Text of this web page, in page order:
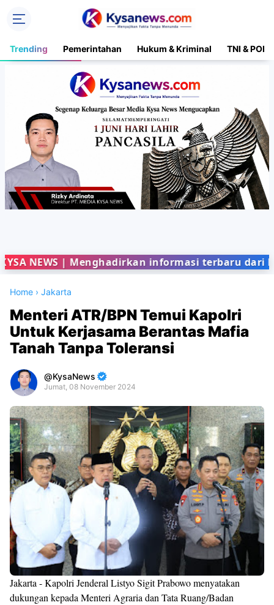
Trending Pemerintahan Hukum & Kriminal TNI &
| Menghadirkan informasi terbaru dari
Home › Jakarta
Menteri ATR/BPN Temui Kapolri
Untuk Kerjasama Berantas Mafia
Tanah Tanpa Toleransi
KysaNews
Jumat, 08 November 2024
Premium
By
Raushan
Design
With
Shroff
Templates
Jakarta - Kapolri Jenderal Listyo Sigit Prabowo menyatakan
dukungan kepada Menteri Agraria dan Tata Ruang/Badan